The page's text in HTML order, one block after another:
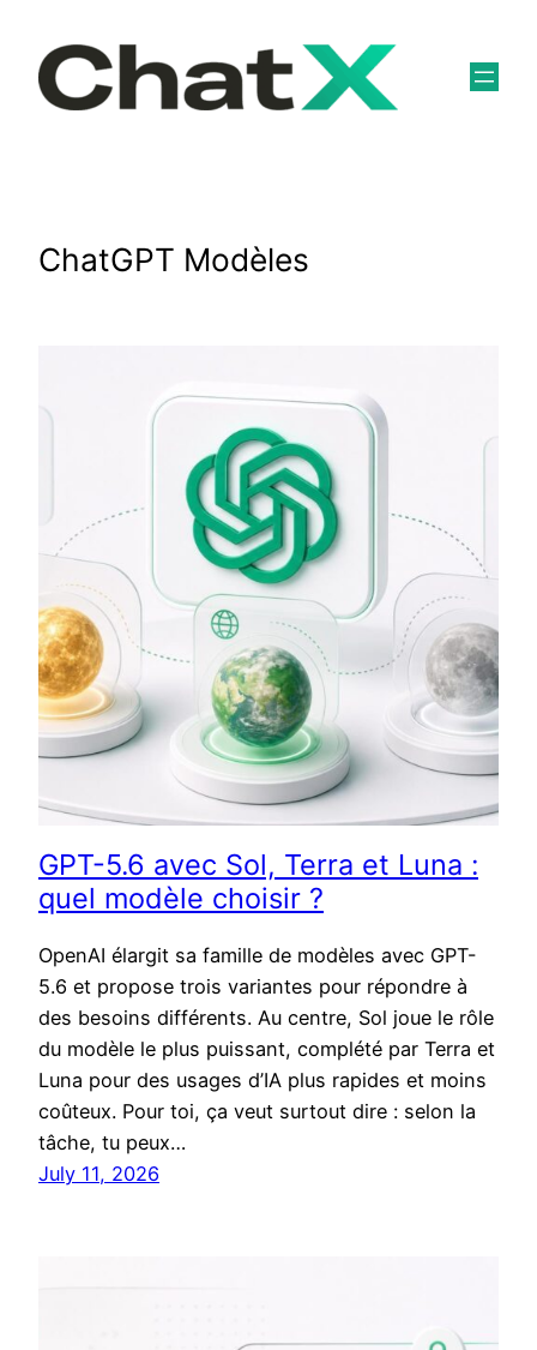
content
ChatGPT Modèles
GPT-5.6 avec Sol, Terra et Luna :
quel modèle choisir ?
OpenAI élargit sa famille de modèles avec GPT-
5.6 et propose trois variantes pour répondre à
des besoins différents. Au centre, Sol joue le rôle
du modèle le plus puissant, complété par Terra et
Luna pour des usages d’IA plus rapides et moins
coûteux. Pour toi, ça veut surtout dire : selon la
tâche, tu peux…
July 11, 2026